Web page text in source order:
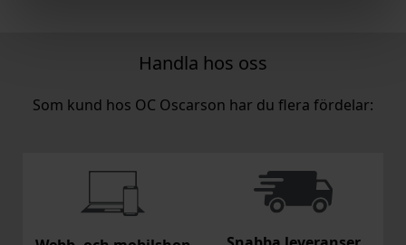
Handla hos oss
Som kund hos OC Oscarson har du flera fördelar: